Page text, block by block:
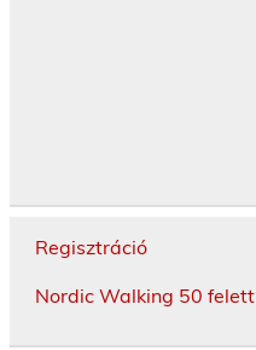
Regisztráció
Nordic Walking 50